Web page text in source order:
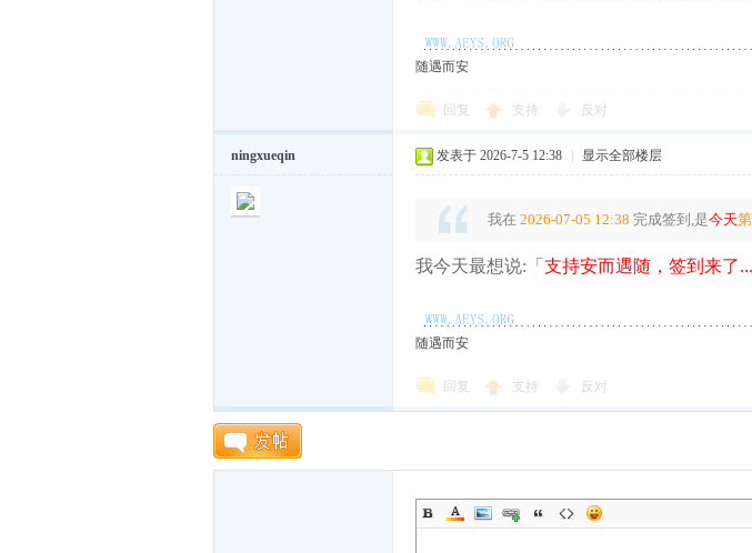
随遇而安
回复 支持 反对
ningxueqin 发表于 2026-7-5 12:38 显示全部楼层
我在 2026-07-05 12:38 完成签到,是今天
我今天最想说:「 支持安而遇随，签到来了...
随遇而安
回复 支持 反对